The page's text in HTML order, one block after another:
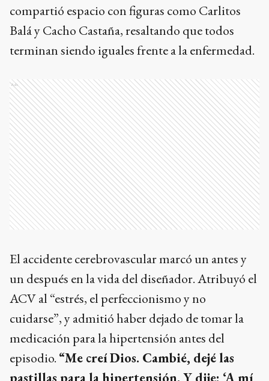
compartió espacio con figuras como Carlitos
Balá y Cacho Castaña, resaltando que todos
terminan siendo iguales frente a la enfermedad.
Ads
El accidente cerebrovascular marcó un antes y
un después en la vida del diseñador. Atribuyó el
ACV al “estrés, el perfeccionismo y no
cuidarse”, y admitió haber dejado de tomar la
medicación para la hipertensión antes del
episodio. “Me creí Dios. Cambié, dejé las